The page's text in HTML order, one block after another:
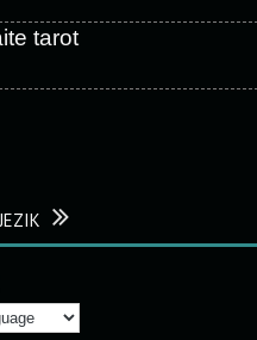
tarot